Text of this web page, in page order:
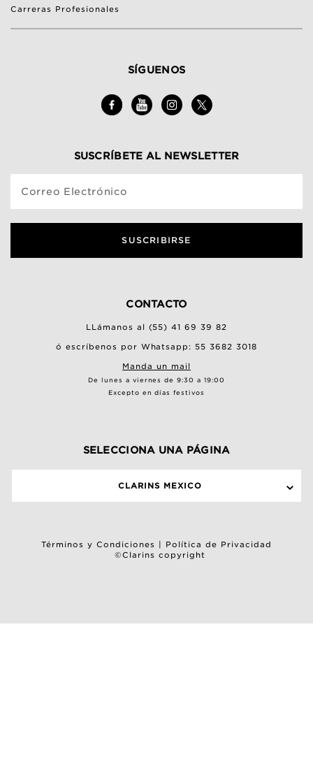
Carreras Profesionales
SÍGUENOS
SUSCRÍBETE AL NEWSLETTER
Correo Electrónico
SUSCRIBIRSE
CONTACTO
LLámanos al (55) 41 69 39 82
ó escríbenos por Whatsapp: 55 3682 3018
Manda un mail
De lunes a viernes de 9:30 a 19:00
Excepto en días festivos
SELECCIONA UNA PÁGINA
CLARINS MEXICO
Términos y Condiciones | Política de Privacidad
©Clarins copyright